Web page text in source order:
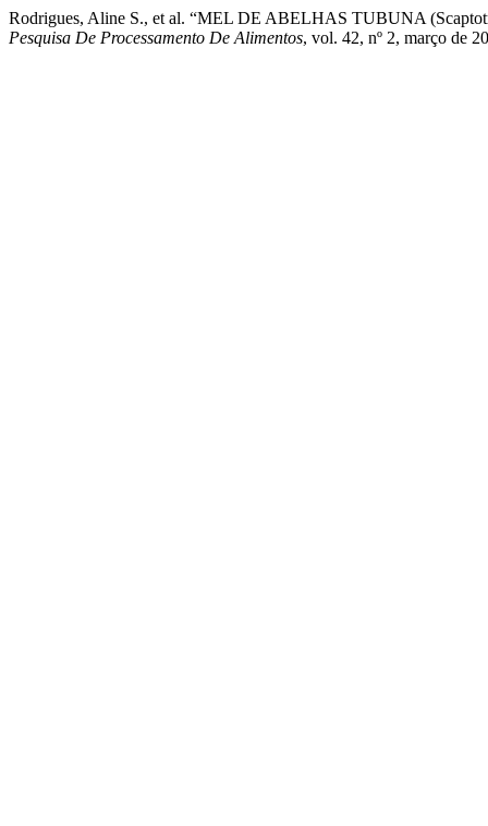
Rodrigues, Aline S., et al. “MEL DE ABELHAS TUBUNA
Pesquisa De Processamento De Alimentos, vol. 42, nº 2, março de